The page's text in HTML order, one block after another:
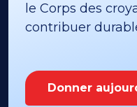
le Corps des
contribuer
Donner